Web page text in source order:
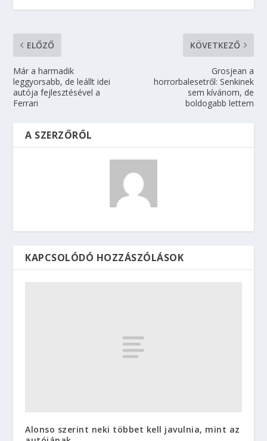
ELŐZŐ
Már a harmadik
leggyorsabb, de leállt idei
autója fejlesztésével a
Ferrari
KÖVETKEZŐ
Grosjean a
horrorbalesetről: Senkinek
sem kívánom, de
boldogabb lettem
A SZERZŐRŐL
KAPCSOLÓDÓ HOZZÁSZÓLÁSOK
Alonso szerint neki többet kell javulnia, mint az